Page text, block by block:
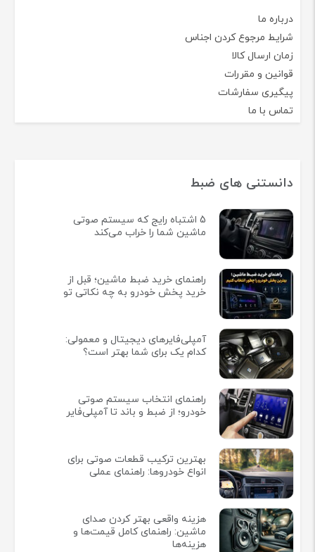
درباره ما
شرایط مرجوع کردن اجناس
زمان ارسال کالا
قوانین و مقررات
پیگیری سفارشات
تماس با ما
دانستنی های ضبط
5 اشتباه رایج که سیستم صوتی
ماشین شما را خراب می‌کند
راهنمای خرید ضبط ماشین؛ قبل از
خرید پخش خودرو به چه نکاتی تو
آمپلی‌فایرهای دیجیتال و معمولی:
کدام یک برای شما بهتر است؟
راهنمای انتخاب سیستم صوتی
خودرو؛ از ضبط و باند تا آمپلی‌فایر
بهترین ترکیب قطعات صوتی برای
انواع خودروها: راهنمای عملی
هزینه واقعی بهتر کردن صدای
ماشین: راهنمای کامل قیمت‌ها و
هزینه‌ها